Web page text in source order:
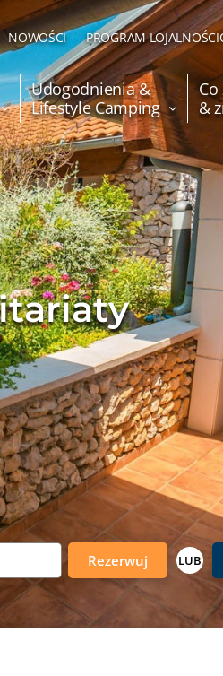
NOWOŚCI PROGRAM
Udogodnienia &
Lifestyle Camping
Co
&
Rezerwuj LUB